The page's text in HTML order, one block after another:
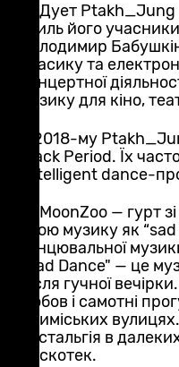
🖤 Дует Ptakh_Jung
стиль його
Володимир
класику та
концертної
музику для кіно,
У 2018-му
Black Period. Їх
intelligent dance-
🖤 MoonZoo — гурт
свою музику як
танцювальної
"Sad Dance" — це
після гучної
любов і самотні
приміських
ностальгія в
дискотек.